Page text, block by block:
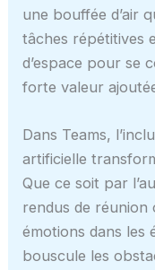
une bouffée d’air
tâches répétitives
d’espace pour se
forte valeur
Dans Teams,
artificielle
Que ce soit par
rendus de réunion
émotions dans les
bouscule les